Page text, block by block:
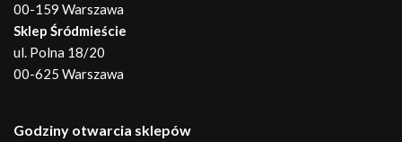
00-159 Warszawa
Sklep Śródmieście
ul. Polna 18/20
00-625 Warszawa
Godziny otwarcia sklepów